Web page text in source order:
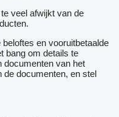
veel afwijkt van de
en vooruitbetaalde
bang om details te
documenten van het
de documenten, en stel